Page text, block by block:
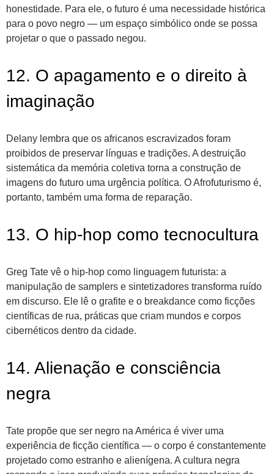
honestidade. Para ele, o futuro é uma necessidade histórica
para o povo negro — um espaço simbólico onde se possa
projetar o que o passado negou.
12. O apagamento e o direito à
imaginação
Delany lembra que os africanos escravizados foram
proibidos de preservar línguas e tradições. A destruição
sistemática da memória coletiva torna a construção de
imagens do futuro uma urgência política. O Afrofuturismo é,
portanto, também uma forma de reparação.
13. O hip-hop como tecnocultura
Greg Tate vê o hip-hop como linguagem futurista: a
manipulação de samplers e sintetizadores transforma ruído
em discurso. Ele lê o grafite e o breakdance como ficções
científicas de rua, práticas que criam mundos e corpos
cibernéticos dentro da cidade.
14. Alienação e consciência
negra
Tate propõe que ser negro na América é viver uma
experiência de ficção científica — o corpo é constantemente
projetado como estranho e alienígena. A cultura negra